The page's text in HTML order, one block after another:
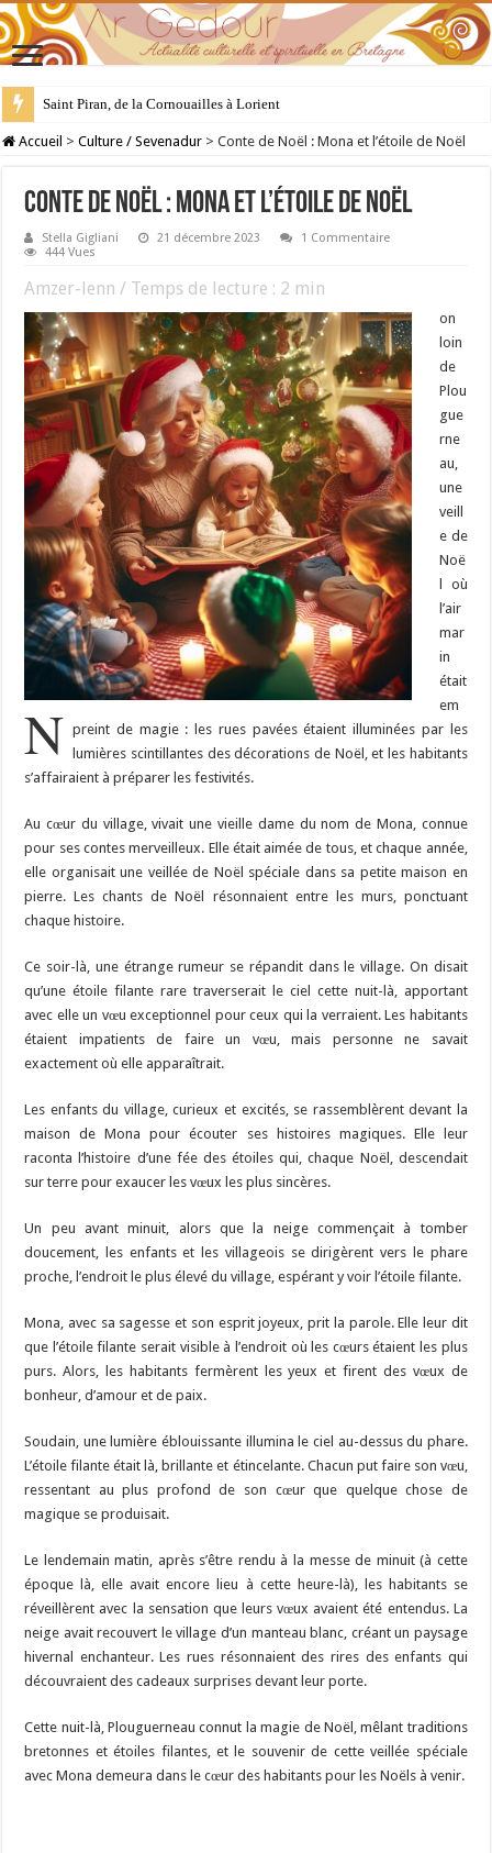
28 juillet : Saint Samson de Dol, père de la Bretagne chrétienne
Accueil > Culture / Sevenadur > Conte de Noël : Mona et l’étoile de Noël
Conte de Noël : Mona et l’étoile de Noël
Stella Gigliani 21 décembre 2023
1 Commentaire
444 Vues
Amzer-lenn / Temps de lecture : 2 min
N
on
loin
de
Plou
gue
rne
au,
une
veill
e de
Noë
l où
l’air
mar
in
était
em
preint de magie : les rues pavées étaient illuminées par les
lumières scintillantes des décorations de Noël, et les habitants
s’affairaient à préparer les festivités.
Au cœur du village, vivait une vieille dame du nom de Mona, connue
pour ses contes merveilleux. Elle était aimée de tous, et chaque année,
elle organisait une veillée de Noël spéciale dans sa petite maison en
pierre. Les chants de Noël résonnaient entre les murs, ponctuant
chaque histoire.
Ce soir-là, une étrange rumeur se répandit dans le village. On disait
qu’une étoile filante rare traverserait le ciel cette nuit-là, apportant
avec elle un vœu exceptionnel pour ceux qui la verraient. Les habitants
étaient impatients de faire un vœu, mais personne ne savait
exactement où elle apparaîtrait.
Les enfants du village, curieux et excités, se rassemblèrent devant la
maison de Mona pour écouter ses histoires magiques. Elle leur
raconta l’histoire d’une fée des étoiles qui, chaque Noël, descendait
sur terre pour exaucer les vœux les plus sincères.
Un peu avant minuit, alors que la neige commençait à tomber
doucement, les enfants et les villageois se dirigèrent vers le phare
proche, l’endroit le plus élevé du village, espérant y voir l’étoile filante.
Mona, avec sa sagesse et son esprit joyeux, prit la parole. Elle leur dit
que l’étoile filante serait visible à l’endroit où les cœurs étaient les plus
purs. Alors, les habitants fermèrent les yeux et firent des vœux de
bonheur, d’amour et de paix.
Soudain, une lumière éblouissante illumina le ciel au-dessus du phare.
L’étoile filante était là, brillante et étincelante. Chacun put faire son vœu,
ressentant au plus profond de son cœur que quelque chose de
magique se produisait.
Le lendemain matin, après s’être rendu à la messe de minuit (à cette
époque là, elle avait encore lieu à cette heure-là), les habitants se
réveillèrent avec la sensation que leurs vœux avaient été entendus. La
neige avait recouvert le village d’un manteau blanc, créant un paysage
hivernal enchanteur. Les rues résonnaient des rires des enfants qui
découvraient des cadeaux surprises devant leur porte.
Cette nuit-là, Plouguerneau connut la magie de Noël, mêlant traditions
bretonnes et étoiles filantes, et le souvenir de cette veillée spéciale
avec Mona demeura dans le cœur des habitants pour les Noëls à venir.